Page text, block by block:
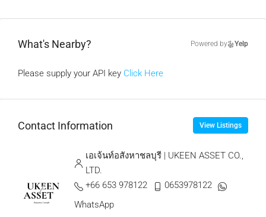
What's Nearby? Powered by Yelp
Please supply your API key Click Here
Contact Information View Listings
เอเจ้นท์อสังหาชลบุรี | UKEEN ASSET CO.,
LTD.
+66 653 978122
0653978122
WhatsApp